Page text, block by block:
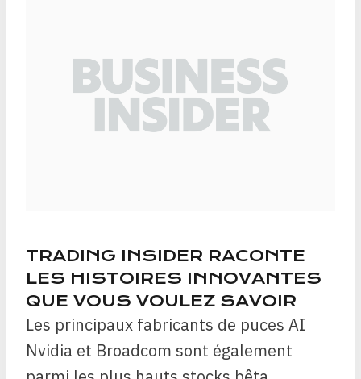
TRADING INSIDER RACONTE
LES HISTOIRES INNOVANTES
QUE VOUS VOULEZ SAVOIR
Les principaux fabricants de puces AI
Nvidia et Broadcom sont également